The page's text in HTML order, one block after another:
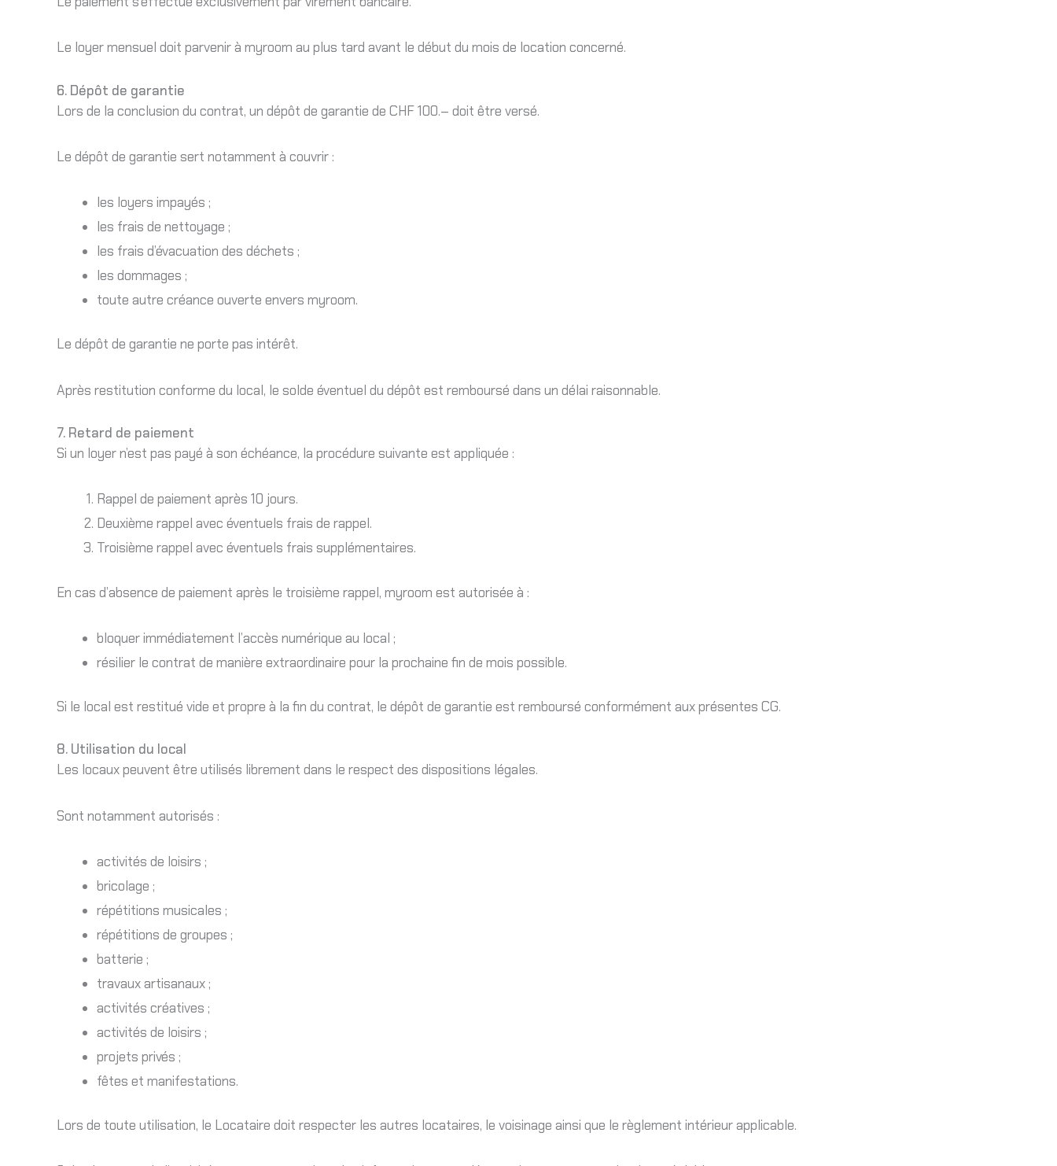
Le loyer mensuel doit parvenir à myroom au plus tard avant le début du mois de location concerné.
6. Dépôt de garantie
Lors de la conclusion du contrat, un dépôt de garantie de CHF 100.– doit être versé.
Le dépôt de garantie sert notamment à couvrir :
les loyers impayés ;
les frais de nettoyage ;
les frais d’évacuation des déchets ;
les dommages ;
toute autre créance ouverte envers myroom.
Le dépôt de garantie ne porte pas intérêt.
Après restitution conforme du local, le solde éventuel du dépôt est remboursé dans un délai raisonnable.
7. Retard de paiement
Si un loyer n’est pas payé à son échéance, la procédure suivante est appliquée :
Rappel de paiement après 10 jours.
Deuxième rappel avec éventuels frais de rappel.
Troisième rappel avec éventuels frais supplémentaires.
En cas d’absence de paiement après le troisième rappel, myroom est autorisée à :
bloquer immédiatement l’accès numérique au local ;
résilier le contrat de manière extraordinaire pour la prochaine fin de mois possible.
Si le local est restitué vide et propre à la fin du contrat, le dépôt de garantie est remboursé conformément aux présentes CG.
8. Utilisation du local
Les locaux peuvent être utilisés librement dans le respect des dispositions légales.
Sont notamment autorisés :
activités de loisirs ;
bricolage ;
répétitions musicales ;
répétitions de groupes ;
batterie ;
travaux artisanaux ;
activités créatives ;
activités de loisirs ;
projets privés ;
fêtes et manifestations.
Lors de toute utilisation, le Locataire doit respecter les autres locataires, le voisinage ainsi que le règlement intérieur applicable.